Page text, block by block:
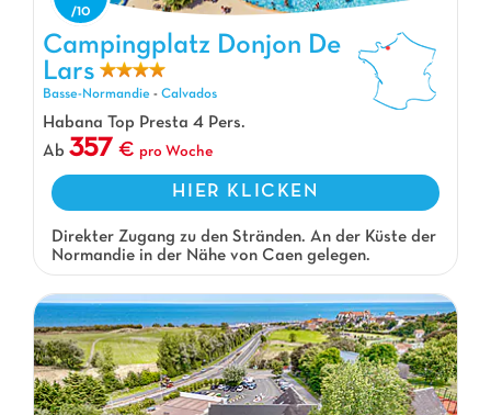
Campingplatz Donjon De Lars, Campingplatz Basse-Normandie
Campingplatz Donjon De
Lars
Basse-Normandie - Calvados
Habana Top Presta 4 Pers.
Ab 357 pro Woche
HIER KLICKEN
Direkter Zugang zu den Stränden. An der Küste der
Normandie in der Nähe von Caen gelegen.